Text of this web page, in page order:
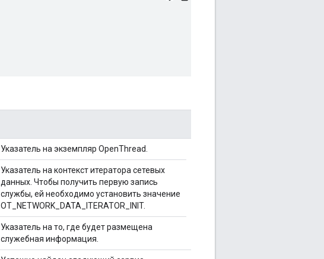
Указатель на экземпляр OpenThread.
Указатель на контекст итератора сетевых
данных. Чтобы получить первую запись
службы, ей необходимо установить значение
OT_NETWORK_DATA_ITERATOR_INIT.
Указатель на то, где будет размещена
служебная информация.